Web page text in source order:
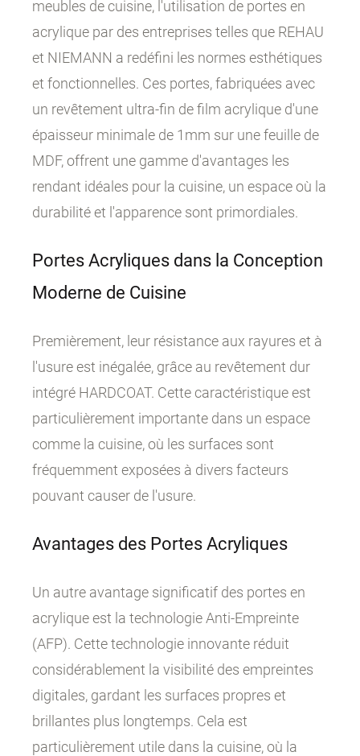
meubles de cuisine, l'utilisation de portes en
acrylique par des entreprises telles que REHAU
et NIEMANN a redéfini les normes esthétiques
et fonctionnelles. Ces portes, fabriquées avec
un revêtement ultra-fin de film acrylique d'une
épaisseur minimale de 1mm sur une feuille de
MDF, offrent une gamme d'avantages les
rendant idéales pour la cuisine, un espace où la
durabilité et l'apparence sont primordiales.
Portes Acryliques dans la Conception
Moderne de Cuisine
Premièrement, leur résistance aux rayures et à
l'usure est inégalée, grâce au revêtement dur
intégré HARDCOAT. Cette caractéristique est
particulièrement importante dans un espace
comme la cuisine, où les surfaces sont
fréquemment exposées à divers facteurs
pouvant causer de l'usure.
Avantages des Portes Acryliques
Un autre avantage significatif des portes en
acrylique est la technologie Anti-Empreinte
(AFP). Cette technologie innovante réduit
considérablement la visibilité des empreintes
digitales, gardant les surfaces propres et
brillantes plus longtemps. Cela est
particulièrement utile dans la cuisine, où la